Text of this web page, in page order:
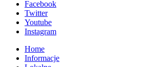
Facebook
Twitter
Youtube
Instagram
Home
Informacje